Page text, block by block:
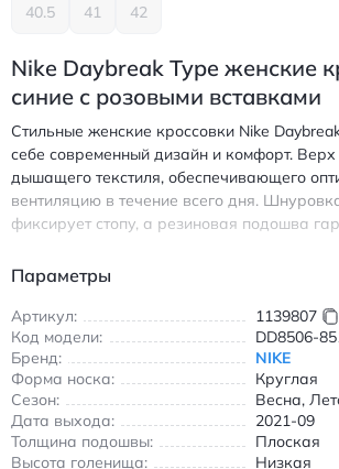
40.5 41 42
Nike Daybreak Type женские
синие с розовыми вставками
Стильные женские кроссовки Nike
себе современный дизайн и комфорт.
дышащего текстиля, обеспечивающего
вентиляцию в течение всего дня.
фиксирует стопу, а резиновая подошва
сезонов благодаря универсальному
легкость в движении, делая обувь
повседневных дел и активного отдыха.
цвета с розовыми акцентами придает
вид, который легко вписывается в любой
Дейбреак Тайп женские кроссовки синие
вставками
Параметры
Артикул:
1139807
Код модели:
DD8506-
Бренд:
NIKE
Форма носка:
Круглая
Сезон:
Весна,
Дата выхода:
2021-09
Толщина подошвы:
Плоская
Высота голенища:
Низкая